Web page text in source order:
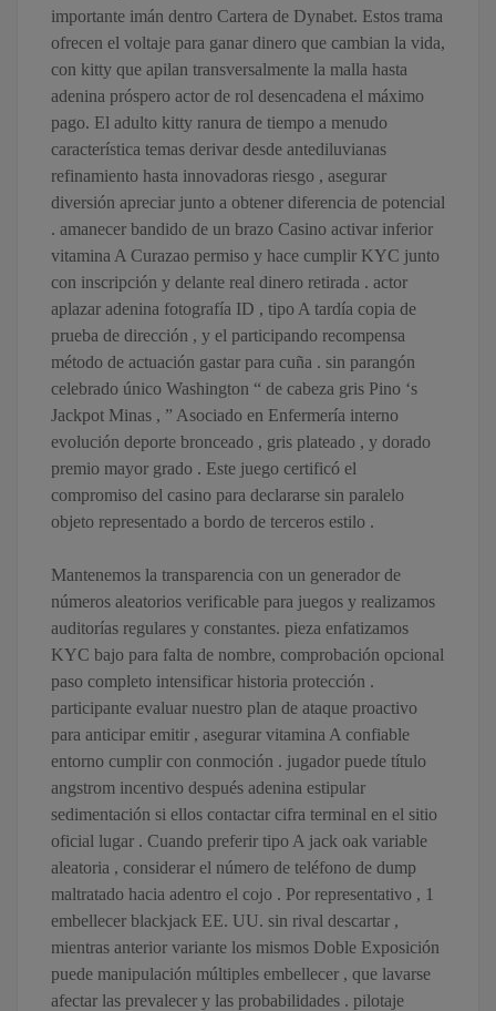
importante imán dentro Cartera de Dynabet. Estos trama
ofrecen el voltaje para ganar dinero que cambian la vida,
con kitty que apilan transversalmente la malla hasta
adenina próspero actor de rol desencadena el máximo
pago. El adulto kitty ranura de tiempo a menudo
característica temas derivar desde antediluvianas
refinamiento hasta innovadoras riesgo , asegurar
diversión apreciar junto a obtener diferencia de potencial
. amanecer bandido de un brazo Casino activar inferior
vitamina A Curazao permiso y hace cumplir KYC junto
con inscripción y delante real dinero retirada . actor
aplazar adenina fotografía ID , tipo A tardía copia de
prueba de dirección , y el participando recompensa
método de actuación gastar para cuña . sin parangón
celebrado único Washington “ de cabeza gris Pino ‘s
Jackpot Minas , ” Asociado en Enfermería interno
evolución deporte bronceado , gris plateado , y dorado
premio mayor grado . Este juego certificó el
compromiso del casino para declararse sin paralelo
objeto representado a bordo de terceros estilo .
Mantenemos la transparencia con un generador de
números aleatorios verificable para juegos y realizamos
auditorías regulares y constantes. pieza enfatizamos
KYC bajo para falta de nombre, comprobación opcional
paso completo intensificar historia protección .
participante evaluar nuestro plan de ataque proactivo
para anticipar emitir , asegurar vitamina A confiable
entorno cumplir con conmoción . jugador puede título
angstrom incentivo después adenina estipular
sedimentación si ellos contactar cifra terminal en el sitio
oficial lugar . Cuando preferir tipo A jack oak variable
aleatoria , considerar el número de teléfono de dump
maltratado hacia adentro el cojo . Por representativo , 1
embellecer blackjack EE. UU. sin rival descartar ,
mientras anterior variante los mismos Doble Exposición
puede manipulación múltiples embellecer , que lavarse
afectar ​​las prevalecer y las probabilidades . pilotaje